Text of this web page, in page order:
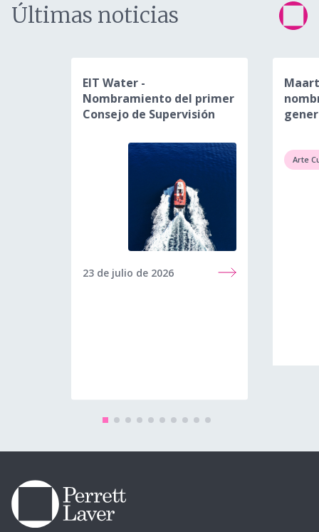
Últimas noticias
EIT Water -
Nombramiento del primer
Consejo de Supervisión
23 de julio de 2026
Arte